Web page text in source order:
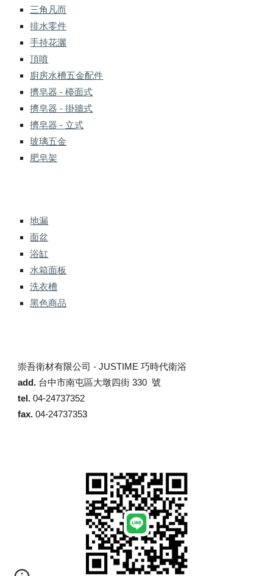
三角凡而
排水零件
手持花灑
頂噴
廚房水槽五金配件
擠皂器 - 檯面式
擠皂器 - 掛牆式
擠皂器 - 立式
玻璃五金
肥皂架
地漏
面盆
浴缸
水箱面板
洗衣槽
黑色商品
崇吾衛材有限公司 -JUSTIME 巧時代衛浴
add. 台中市南屯區大墩四街 330 號
tel.04-24737352
fax.04-24737353